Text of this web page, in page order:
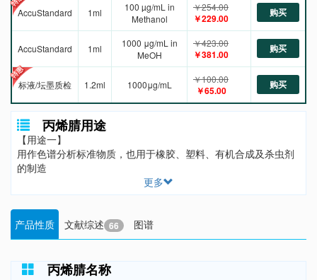
AccuStandard 1ml
100 µg/mL in
Methanol
￥254.00
￥229.00 购买
AccuStandard 1ml
1000 μg/mL in
MeOH
￥423.00
￥381.00 购买
标液/坛墨质检 1.2ml 1000μg/mL ￥100.00
￥65.00 购买
丙烯腈用途
【用途一】
用作色谱分析标准物质，也用于橡胶、塑料、有机合成及杀虫剂
的制造
更多
产品性质 文献综述 66 图谱
丙烯腈名称